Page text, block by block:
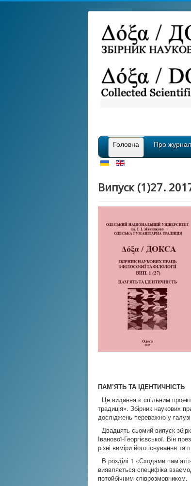
Головна Про журнал
Випуск (1)27.
ПАМ’ЯТЬ ТА ІДЕНТИЧНІСТЬ
Це видання є спільним
традиція». Збірник наукових
досліджень переважно у
Двадцять сьомий випуск
Іванової-Георгієвської. Він
різні виміри його існування та
В розділі 1 «Сходами
виявляється специфіка
потойбічним співрозмовником.